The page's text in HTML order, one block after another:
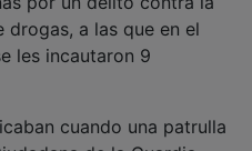
a las que en el
les incautaron 9
de la Guardia